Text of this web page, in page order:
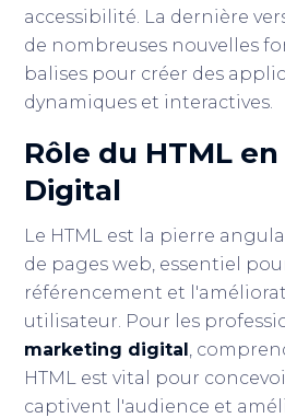
accessibilité. La dernière
de nombreuses nouvelles
balises pour créer des
dynamiques et interactives.
Rôle du HTML
Digital
Le HTML est la pierre
de pages web, essentiel
référencement et
utilisateur. Pour les
marketing digital,
HTML est vital pour
captivent l'audience et